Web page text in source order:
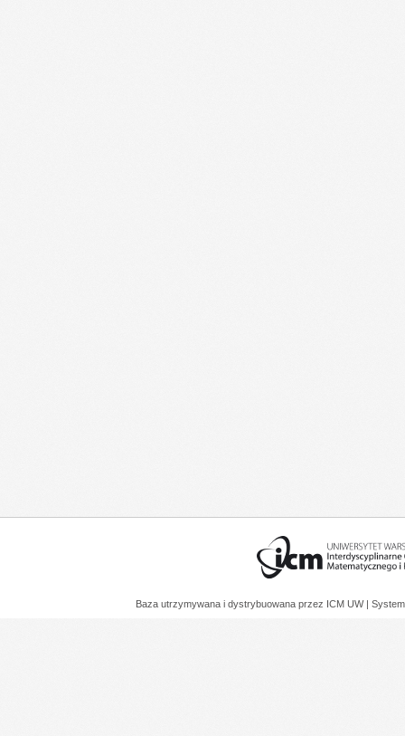
Baza utrzymywana i dystrybuowana przez ICM UW |